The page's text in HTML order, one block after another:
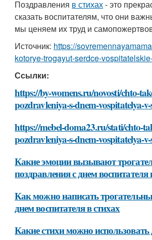
Поздравления в стихах- это
сказать воспитателям, что они
мы ценяем их труд и
Источник: https://
kotorye-trogayut-serdce-
Ссылки:
https://by-womens.ru/novosti/chto-
pozdravleniya-s-dnem-vospitatelya-
https://mebel-doma23.ru/stati/chto-
pozdravleniya-s-dnem-vospitatelya-
Какие эмоции вызывают
поздравления с днем воспитателя
Как можно написать
днем воспитателя в стихах
Какие стихи можно использовать